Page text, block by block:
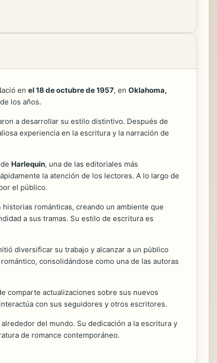
en el 18 de octubre de 1957, en Oklahoma,
los años.
a desarrollar su estilo distintivo. Después de
experiencia en la escritura y la narración de
Harlequin, una de las editoriales más
la atención de los lectores. A lo largo de
el público.
románticas, creando un ambiente que
a sus tramas. Su estilo de escritura es
diversificar su trabajo y alcanzar a un público
consolidándose como una de las autoras
comparte actualizaciones sobre sus nuevos
con sus seguidores y otros escritores.
del mundo. Su dedicación a la escritura y
de romance contemporáneo.